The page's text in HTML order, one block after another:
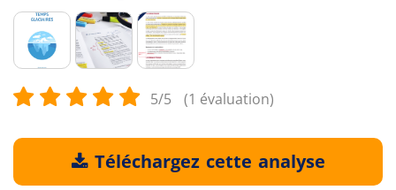
5/5 (1 évaluation)
Téléchargez cette analyse